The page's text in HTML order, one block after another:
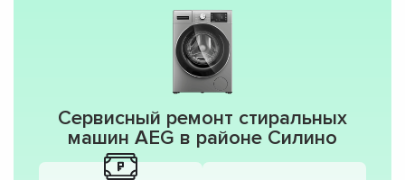
Сервисный ремонт стиральных
машин AEG в районе Силино